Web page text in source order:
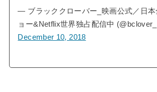
— ブラッククローバー_映画公式／日本
ョー&Netflix世界独占配信中
December 10, 2018